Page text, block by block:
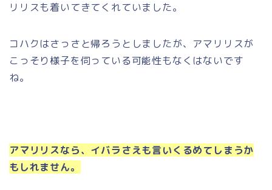
リリスも着いてきてくれていました。
コハクはさっさと帰ろうとしましたが、アマリリスが
こっそり様子を伺っている可能性もなくはないです
ね。
アマリリスなら、イバラさえも言いくるめてしまうか
もしれません。